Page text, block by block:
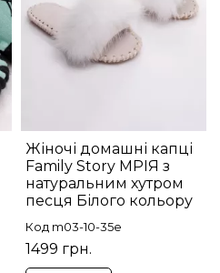
Жіночі домашні капці
Family Story МРІЯ з
натуральним хутром
песця Білого кольору
Код m03-10-35e
1499 грн.